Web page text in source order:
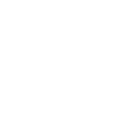
industrial e